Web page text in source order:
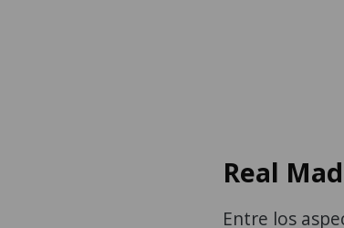
Real
Entre los